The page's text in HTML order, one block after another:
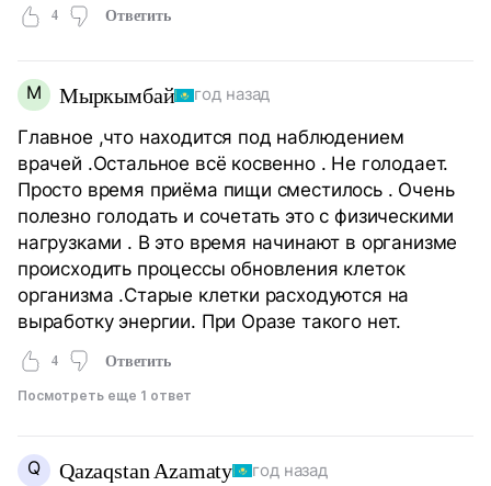
4 Ответить
М Мыркымбай год назад
Главное ,что находится под наблюдением
врачей .Остальное всё косвенно . Не голодает.
Просто время приёма пищи сместилось . Очень
полезно голодать и сочетать это с физическими
нагрузками . В это время начинают в организме
происходить процессы обновления клеток
организма .Старые клетки расходуются на
выработку энергии. При Оразе такого нет.
4 Ответить
Посмотреть еще 1 ответ
Q Qazaqstan Azamaty год назад